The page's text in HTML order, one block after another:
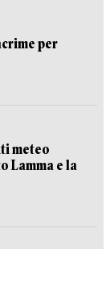
per
meteo
Lamma e la